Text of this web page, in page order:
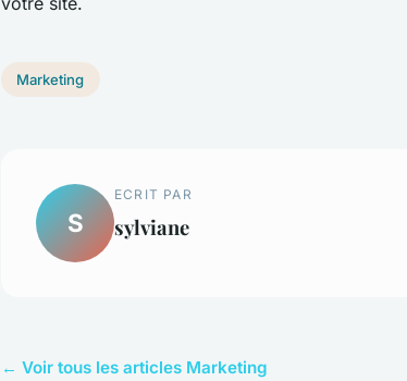
Marketing
S
ECRIT PAR
sylviane
← Voir tous les articles Marketing